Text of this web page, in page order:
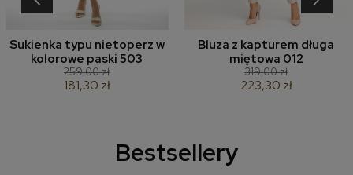
Sukienka typu nietoperz w
kolorowe paski 503
259,00 zł
181,30 zł
Bluza z kapturem długa
miętowa 012
319,00 zł
223,30 zł
Bestsellery